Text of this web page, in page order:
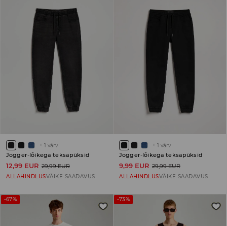
+ 1 värv
Jogger-lõikega teksapüksid
12,99 EUR 29,99 EUR
ALLAHINDLUSVÄIKE SAADAVUS
+ 1 värv
Jogger-lõikega teksapüksid
9,99 EUR 29,99 EUR
ALLAHINDLUSVÄIKE SAADAVUS
-67% -73%